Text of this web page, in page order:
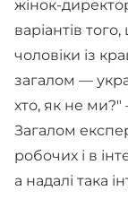
жінок-
варіантів
чоловіки із
загалом —
хто, як не
Загалом
робочих і в
а надалі така